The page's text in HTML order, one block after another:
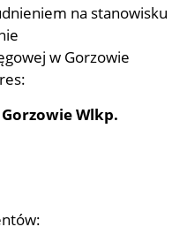
na stanowisku
w Gorzowie
Wlkp.